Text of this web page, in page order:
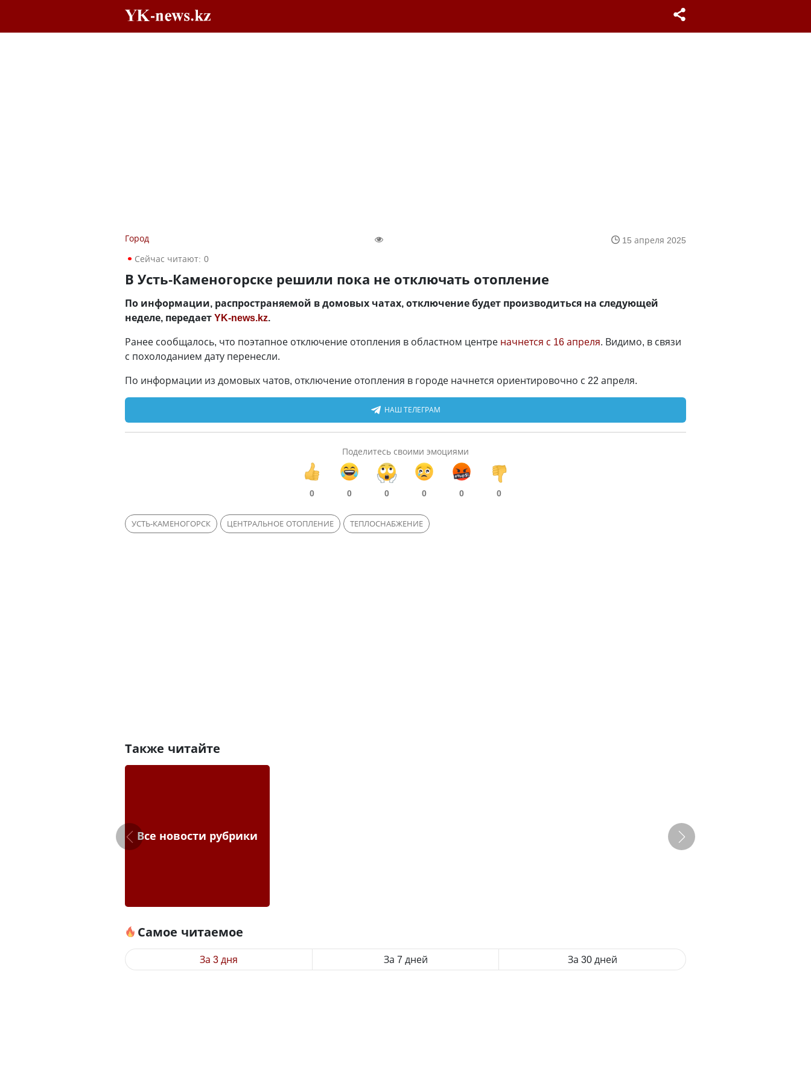
Город
15 апреля 2025
Сейчас читают: 0
В Усть-Каменогорске решили пока не отключать отопление
По информации, распространяемой в домовых чатах, отключение будет производиться на следующей
неделе, передаетYK-news.kz.
Ранее сообщалось, что поэтапное отключение отопления в областном центре начнется с 16 апреля. Видимо, в связи
с похолоданием дату перенесли.
По информации из домовых чатов, отключение отопления в городе начнется ориентировочно с 22 апреля.
НАШ ТЕЛЕГРАМ
Поделитесь своими эмоциями
0 0 0 0 0 0
УСТЬ-КАМЕНОГОРСК ЦЕНТРАЛЬНОЕ ОТОПЛЕНИЕ ТЕПЛОСНАБЖЕНИЕ
Также читайте
Все новости рубрики
Самое читаемое
За 3 дня За 7 дней За 30 дней